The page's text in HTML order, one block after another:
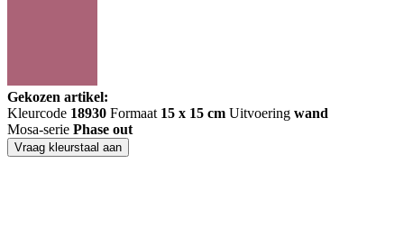
Gekozen artikel:
Kleurcode 18930 Formaat 15 x 15 cm Uitvoering wand
Mosa-serie Phase out
Vraag kleurstaal aan